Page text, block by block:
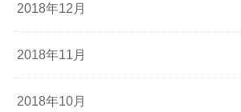
2018年12月
2018年11月
2018年10月